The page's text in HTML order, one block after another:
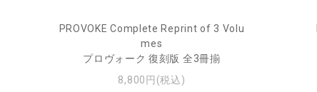
PROVOKE Complete Reprint of 3 Volu
mes
プロヴォーク 復刻版 全3冊揃
8,800円(税込)